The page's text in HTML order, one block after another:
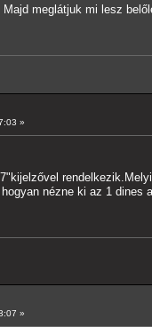
meglátjuk mi lesz
»
nézne ki az 1 dines
»